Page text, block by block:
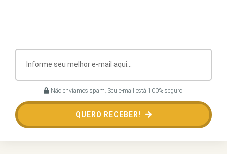
Não enviamos spam. Seu e-mail está 100% seguro!
QUERO RECEBER!